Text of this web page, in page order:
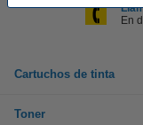
En
Cartuchos de tinta
Toner